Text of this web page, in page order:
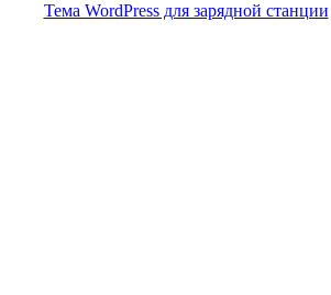
Тема WordPress для зарядной станции